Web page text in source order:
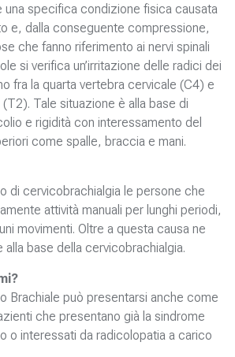
una specifica condizione fisica causata
e, dalla conseguente compressione,
che fanno riferimento ai nervi spinali
si verifica un’irritazione delle radici dei
fra la quarta vertebra cervicale (C4) e
Tale situazione è alla base di
e rigidità con interessamento del
come spalle, braccia e mani.
di cervicobrachialgia le persone che
attività manuali per lunghi periodi,
movimenti. Oltre a questa causa ne
base della cervicobrachialgia.
Brachiale può presentarsi anche come
che presentano già la sindrome
o interessati da radicolopatia a carico